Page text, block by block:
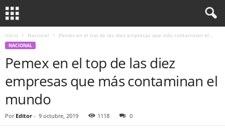
Inicio Nacional Pemex en el top de las diez empresas que más contaminan el...
NACIONAL
Pemex en el top de las diez
empresas que más contaminan el
mundo
Por Editor - 9 octubre, 2019 1118 0